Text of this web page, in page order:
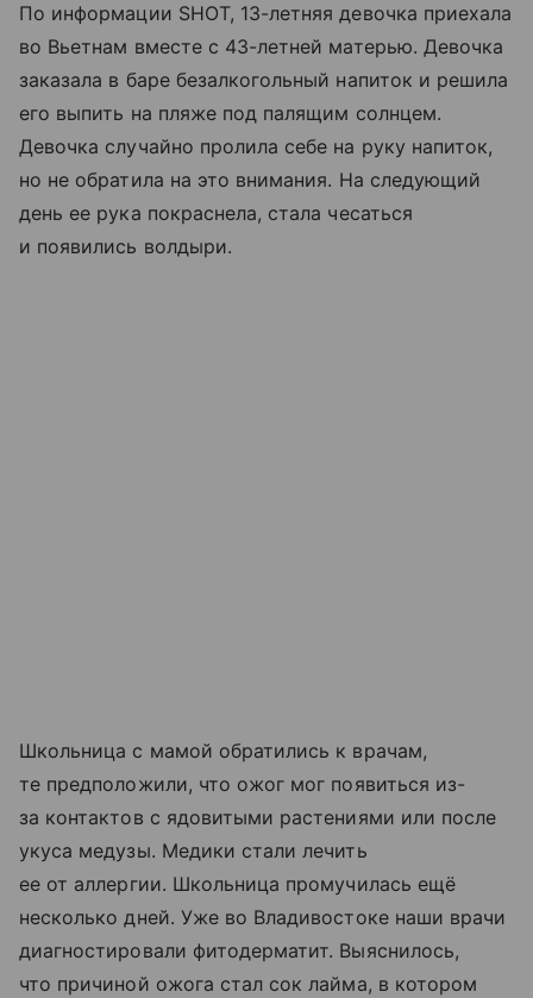
По информации SHOT, 13-летняя девочка приехала
во Вьетнам вместе с 43-летней матерью. Девочка
заказала в баре безалкогольный напиток и решила
его выпить на пляже под палящим солнцем.
Девочка случайно пролила себе на руку напиток,
но не обратила на это внимания. На следующий
день ее рука покраснела, стала чесаться
и появились волдыри.
Школьница с мамой обратились к врачам,
те предположили, что ожог мог появиться из-
за контактов с ядовитыми растениями или после
укуса медузы. Медики стали лечить
ее от аллергии. Школьница промучилась ещё
несколько дней. Уже во Владивостоке наши врачи
диагностировали фитодерматит. Выяснилось,
что причиной ожога стал сок лайма, в котором